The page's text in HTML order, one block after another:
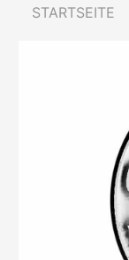
TRODAT
TRODAT PRINTY
TRODAT
TRODAT
TRODAT CLASSIC
PRINTY Z.
STARTSEITE